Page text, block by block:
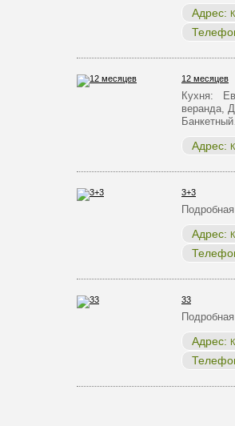
Адрес:
12 месяцев
Кухня:
веранда,
Адрес:
3+3
Адрес:
33
Адрес: